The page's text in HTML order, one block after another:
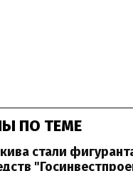
ПО ТЕМЕ
стали